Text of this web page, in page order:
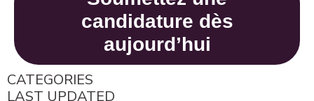
candidature dès
aujourd’hui
CATEGORIES
LAST UPDATED